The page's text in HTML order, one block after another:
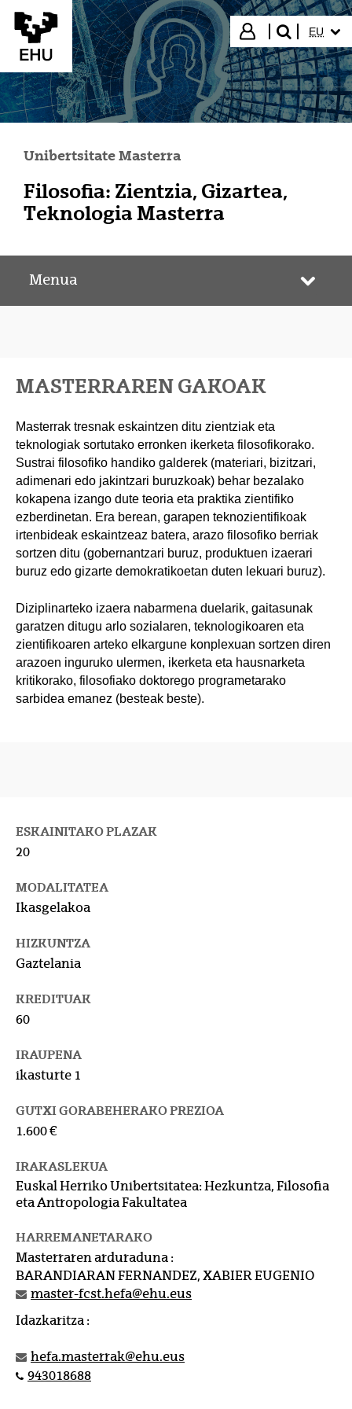
Eduki nagusira joan
Hasi saioa
bilatu"
EU
Unibertsitate Masterra
Filosofia: Zientzia, Gizartea,
Teknologia Masterra
Menua
MASTERRAREN GAKOAK
Masterrak tresnak eskaintzen ditu zientziak eta
teknologiak sortutako erronken ikerketa filosofikorako.
Sustrai filosofiko handiko galderek (materiari, bizitzari,
adimenari edo jakintzari buruzkoak) behar bezalako
kokapena izango dute teoria eta praktika zientifiko
ezberdinetan. Era berean, garapen teknozientifikoak
irtenbideak eskaintzeaz batera, arazo filosofiko berriak
sortzen ditu (gobernantzari buruz, produktuen izaerari
buruz edo gizarte demokratikoetan duten lekuari buruz).
Diziplinarteko izaera nabarmena duelarik, gaitasunak
garatzen ditugu arlo sozialaren, teknologikoaren eta
zientifikoaren arteko elkargune konplexuan sortzen diren
arazoen inguruko ulermen, ikerketa eta hausnarketa
kritikorako, filosofiako doktorego programetarako
sarbidea emanez (besteak beste).
ESKAINITAKO PLAZAK
20
MODALITATEA
Ikasgelakoa
HIZKUNTZA
Gaztelania
KREDITUAK
60
IRAUPENA
ikasturte 1
GUTXI GORABEHERAKO PREZIOA
1.600 €
IRAKASLEKUA
Euskal Herriko Unibertsitatea: Hezkuntza, Filosofia
eta Antropologia Fakultatea
HARREMANETARAKO
Masterraren arduraduna :
BARANDIARAN FERNANDEZ, XABIER EUGENIO
master-fcst.hefa@ehu.eus
Idazkaritza :
hefa.masterrak@ehu.eus
943018688